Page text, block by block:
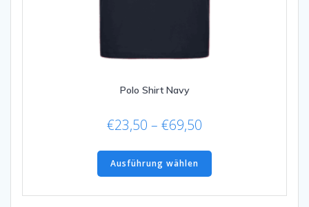
Polo Shirt Navy
€23,50 – €69,50
€69,50
Ausführung wählen
Dieses
weist
mehrere